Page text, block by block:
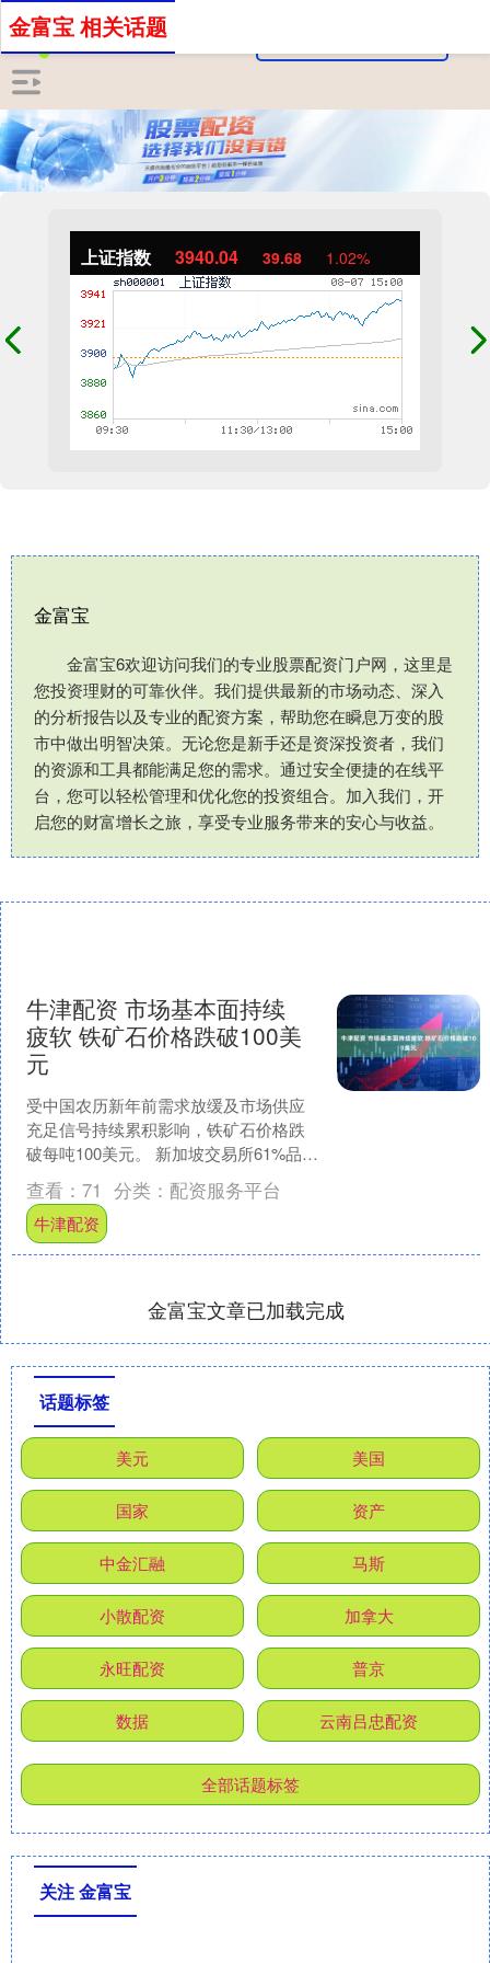
上证指数 3940.04 39.68 1.02%
金富宝
金富宝6欢迎访问我们的专业股票配资门户网，这里是
您投资理财的可靠伙伴。我们提供最新的市场动态、深入
的分析报告以及专业的配资方案，帮助您在瞬息万变的股
市中做出明智决策。无论您是新手还是资深投资者，我们
的资源和工具都能满足您的需求。通过安全便捷的在线平
台，您可以轻松管理和优化您的投资组合。加入我们，开
启您的财富增长之旅，享受专业服务带来的安心与收益。
金富宝 相关话题
牛津配资 市场基本面持续
疲软 铁矿石价格跌破100美
元
受中国农历新年前需求放缓及市场供应
充足信号持续累积影响，铁矿石价格跌
破每吨100美元。 新加坡交易所61%品位
铁矿石期货价格一度下跌1.1%，至每吨
99.55美....
查看： 71 分类： 配资服务平台
牛津配资
金富宝文章已加载完成
话题标签
美元 美国
国家 资产
中金汇融 马斯
小散配资 加拿大
永旺配资 普京
数据 云南吕忠配资
全部话题标签
关注 金富宝